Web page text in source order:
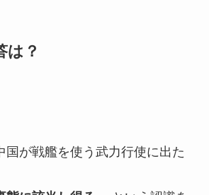
は？
国が戦艦を使う武力行使に出た